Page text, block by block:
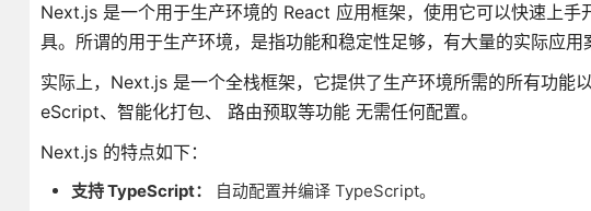
Next.js 是一个用于生产环境的 React 应用框架，使用它可以快速上
具。所谓的用于生产环境，是指功能和稳定性足够，有大量的实际应用
实际上，Next.js 是一个全栈框架，它提供了生产环境所需的所有功能
eScript、智能化打包、 路由预取等功能 无需任何配置。
Next.js 的特点如下：
支持 TypeScript：
自动配置并编译 TypeScript。